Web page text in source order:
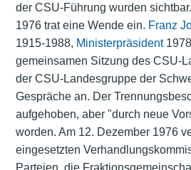
der CSU-Führung wurden
1976 trat eine Wende ein. Franz
1915-1988, Ministerpräsident
gemeinsamen Sitzung des CSU-
der CSU-Landesgruppe der
Gespräche an. Der
aufgehoben, aber "durch neue
worden. Am 12. Dezember 1976
eingesetzten
Parteien, die